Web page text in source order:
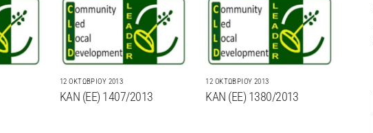
12 ΟΚΤΩΒΡΊΟΥ 2013
ΚΑΝ (ΕΕ) 1407/2013
12 ΟΚΤΩΒΡΊΟΥ 2013
ΚΑΝ (ΕΕ) 1380/2013